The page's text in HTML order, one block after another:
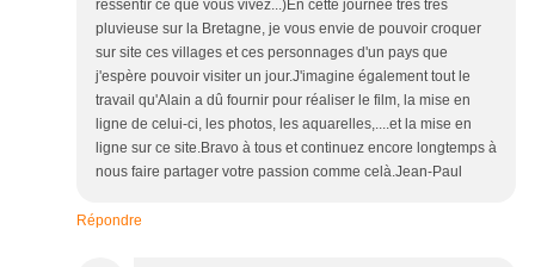
ressentir ce que vous vivez...)En cette journée très très
pluvieuse sur la Bretagne, je vous envie de pouvoir croquer
sur site ces villages et ces personnages d'un pays que
j'espère pouvoir visiter un jour.J'imagine également tout le
travail qu'Alain a dû fournir pour réaliser le film, la mise en
ligne de celui-ci, les photos, les aquarelles,....et la mise en
ligne sur ce site.Bravo à tous et continuez encore longtemps à
nous faire partager votre passion comme celà.Jean-Paul
Répondre